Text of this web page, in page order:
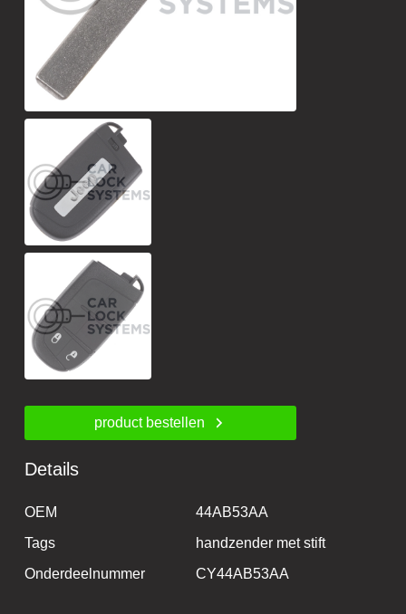
product bestellen
Details
OEM
44AB53AA
Tags
handzender met stift
Onderdeelnummer
CY44AB53AA